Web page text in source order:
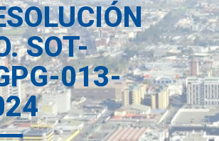
SOT-
013-